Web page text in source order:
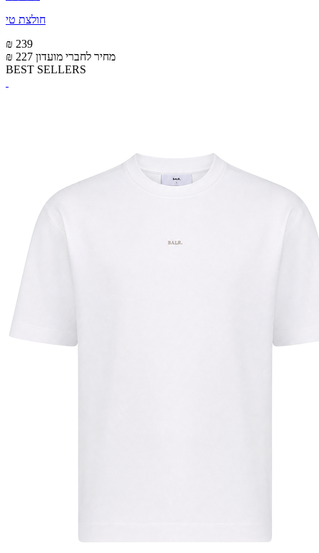
חולצת טי
₪ 239
₪ 227 מחיר לחברי מועדון
BEST SELLERS